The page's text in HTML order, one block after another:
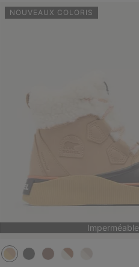
NOUVEAUX COLORIS
Imperméable